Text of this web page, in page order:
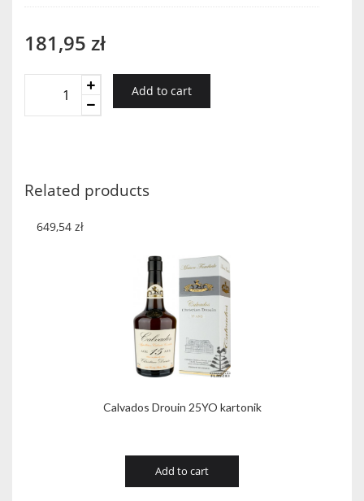
181,95 zł
Reserve
Add to cart
Related products
Calvados Drouin 25YO kartonik
649,54 zł
Add to cart